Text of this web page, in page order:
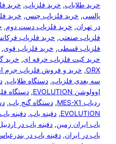
خرید فلزیاب, خرید فلزیاب XP ORX
فلزیاب چنس , خرید فلزیاب حرفه
خرید فلزیاب دست دوم , خرید فلزیاب
, خرید فلزیاب فرکانسی , خرید
قسطی, خرید فلزیاب قوی, خرید قطعات
فلزیاب حرفه ای, خرید گنج یاب ,
و فروش فلزیاب جرم است, دستگاه
, دستگاه طلایاب, دستگاه فلزیاب
, دستگاه فلزیاب تصویری
, دستگاه گنج یاب, دستگاه گنج
, دفینه یاب, دفینه یاب ارزان,
زمین, دفینه یاب در اردبیل , دفینه یاب
دفینه یاب در بندرعباس, دفینه یاب